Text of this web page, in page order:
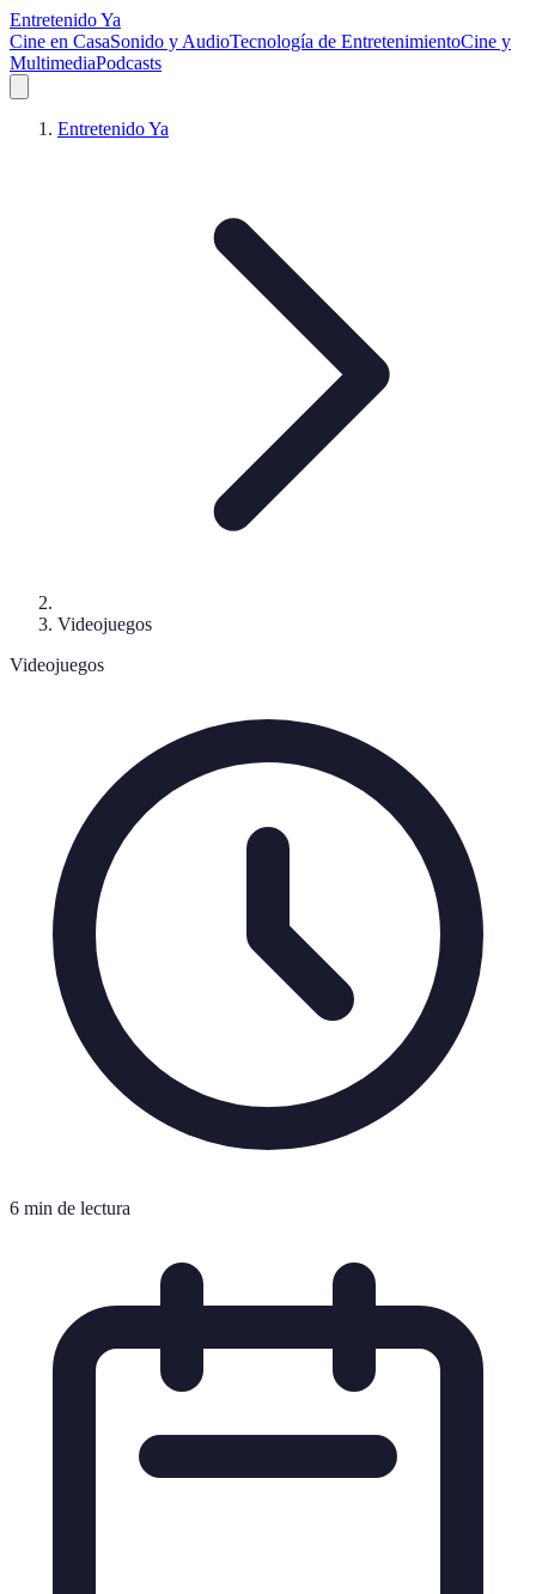
Entretenido Ya
Cine en CasaSonido y AudioTecnología de EntretenimientoCine y
MultimediaPodcasts
Entretenido Ya
Videojuegos
Videojuegos
6 min de lectura